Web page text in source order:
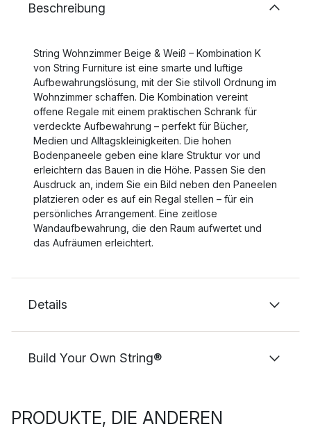
Beschreibung
String Wohnzimmer Beige & Weiß – Kombination K
von String Furniture ist eine smarte und luftige
Aufbewahrungslösung, mit der Sie stilvoll Ordnung im
Wohnzimmer schaffen. Die Kombination vereint
offene Regale mit einem praktischen Schrank für
verdeckte Aufbewahrung – perfekt für Bücher,
Medien und Alltagskleinigkeiten. Die hohen
Bodenpaneele geben eine klare Struktur vor und
erleichtern das Bauen in die Höhe. Passen Sie den
Ausdruck an, indem Sie ein Bild neben den Paneelen
platzieren oder es auf ein Regal stellen – für ein
persönliches Arrangement. Eine zeitlose
Wandaufbewahrung, die den Raum aufwertet und
das Aufräumen erleichtert.
Details
Build Your Own String®
PRODUKTE, DIE ANDEREN